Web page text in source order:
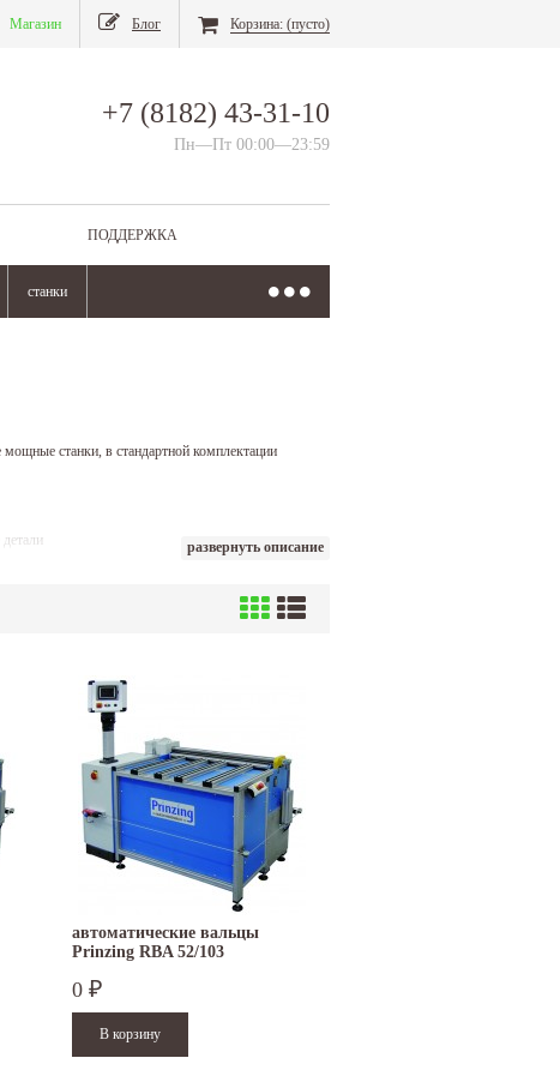
Магазин Блог Корзина: (пусто)
+7 (8182) 43-31-10
Пн—Пт 00:00—23:59
ПОДДЕРЖКА
станки
станки, в стандартной комплектации
прочность валов 700N/мм², но
твёрдость или покрыты резиной. Верхний
Двигатель может иметь плавный пуск и
боковым упором для конусной вальцовки,
валом, электроприводом заднего вала и
развернуть описание
автоматические вальцы
Prinzing RBA 52/103
0 ₽